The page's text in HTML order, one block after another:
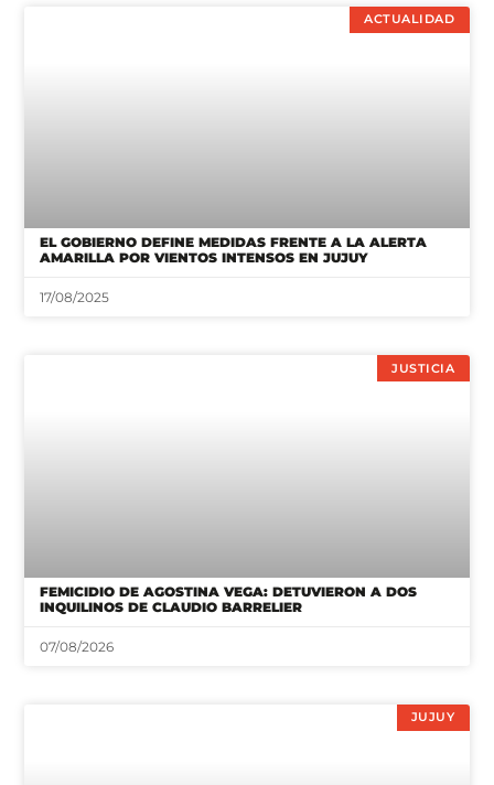
ACTUALIDAD
EL GOBIERNO DEFINE MEDIDAS FRENTE A LA ALERTA
AMARILLA POR VIENTOS INTENSOS EN JUJUY
17/08/2025
JUSTICIA
FEMICIDIO DE AGOSTINA VEGA: DETUVIERON A DOS
INQUILINOS DE CLAUDIO BARRELIER
07/08/2026
JUJUY